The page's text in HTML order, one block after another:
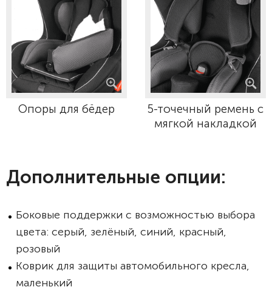
Опоры для бёдер
5-точечный ремень с
мягкой накладкой
Дополнительные опции:
Боковые поддержки с возможностью выбора
цвета: серый, зелёный, синий, красный,
розовый
Коврик для защиты автомобильного кресла,
маленький